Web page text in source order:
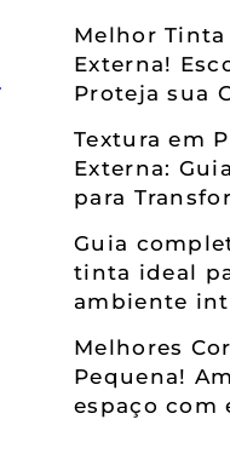
Melhor Tinta
Externa!
Proteja sua
Textura em
Externa:
para
Guia
tinta ideal
ambiente
Melhores
Pequena!
espaço com